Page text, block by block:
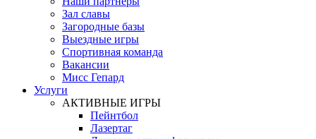
Зал славы
Загородные базы
Выездные игры
Спортивная команда
Вакансии
Мисс Гепард
Услуги
АКТИВНЫЕ ИГРЫ
Пейнтбол
Лазертаг